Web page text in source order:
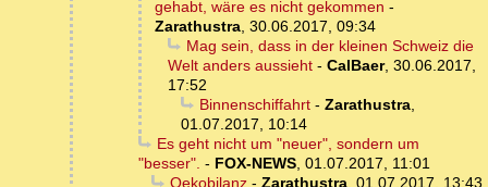
gehabt, wäre es nicht gekommen -
Zarathustra, 30.06.2017, 09:34
Mag sein, dass in der kleinen Schweiz die
Welt anders aussieht - CalBaer, 30.06.2017,
17:52
Binnenschiffahrt- Zarathustra,
01.07.2017, 10:14
Es geht nicht um "neuer", sondern um
"besser". - FOX-NEWS, 01.07.2017, 11:01
Oekobilanz- Zarathustra, 01.07.2017, 13:43